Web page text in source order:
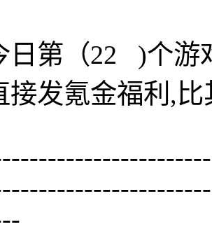
日第（22 )个游
接发氪金福利,